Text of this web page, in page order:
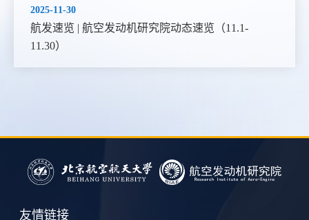
2025-11-30
航发速览 | 航空发动机研究院动态速览（11.1-
11.30）
友情链接